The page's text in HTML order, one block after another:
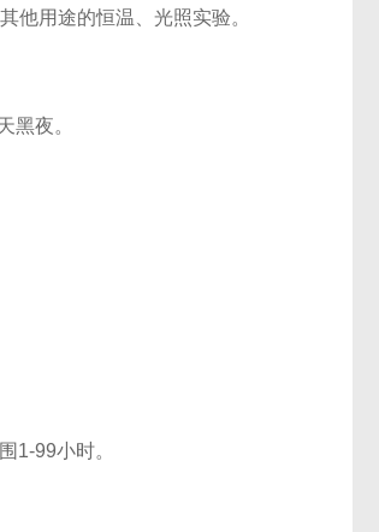
他用途的恒温、光照实验。
夜。
1-99小时。